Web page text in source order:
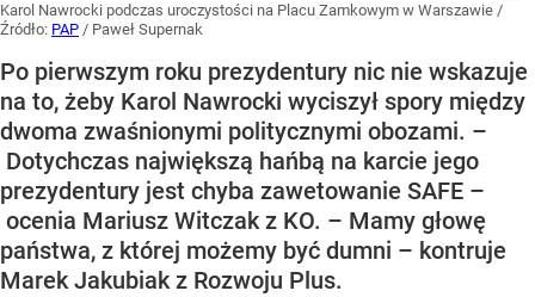
Karol Nawrocki podczas uroczystości na Placu Zamkowym w Warszawie /
Źródło: PAP / Paweł Supernak
Po pierwszym roku prezydentury nic nie wskazuje
na to, żeby Karol Nawrocki wyciszył spory między
dwoma zwaśnionymi politycznymi obozami. –
Dotychczas największą hańbą na karcie jego
prezydentury jest chyba zawetowanie SAFE –
ocenia Mariusz Witczak z KO. – Mamy głowę
państwa, z której możemy być dumni – kontruje
Marek Jakubiak z Rozwoju Plus.